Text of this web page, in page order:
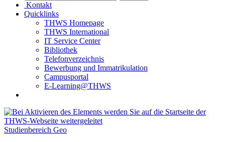
Kontakt
Quicklinks
THWS Homepage
THWS International
IT Service Center
Bibliothek
Telefonverzeichnis
Bewerbung und Immatrikulation
Campusportal
E-Learning@THWS
Studienbereich Geo